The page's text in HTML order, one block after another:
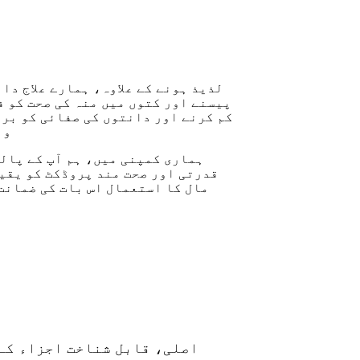
لذیذ ہونے کے علاوہ، ہمارے علاج
پیسنے اور کتوں میں منہ کی صحت کو
کم کرنے اور دانتوں کی صفائی کو
ہماری کمپنی میں، ہم آپ کے
قدرتی اور صحت مند پروڈکٹ کو
مال کا استعمال اس بات کی
اصلی، قابل شناخت اجزاء